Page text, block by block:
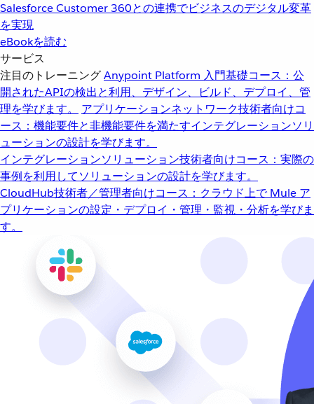
Salesforce Customer 360との連携でビジネスのデジタル変革
を実現
eBookを読む
サービス
注目のトレーニングAnypoint Platform 入門基礎コース：公
開されたAPIの検出と利用、デザイン、ビルド、デプロイ、管
理を学びます。
アプリケーションネットワーク技術者向けコ
ース：機能要件と非機能要件を満たすインテグレーションソリ
ューションの設計を学びます。
インテグレーションソリューション技術者向けコース：実際の
事例を利用してソリューションの設計を学びます。
CloudHub技術者／管理者向けコース：クラウド上で Mule ア
プリケーションの設定・デプロイ・管理・監視・分析を学びま
す。